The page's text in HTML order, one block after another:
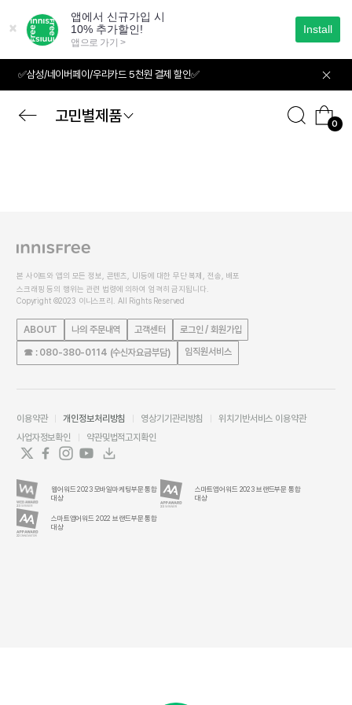
가
✅삼성/네이버페이/우리카드 5천원 결제 할인✅
고민별제품 0
본 사이트와 앱의 모든 정보, 콘텐츠, UI등에 대한 무단 복제, 전송, 배포
스크래핑 등의 행위는 관련 법령에 의하여 엄격히 금지됩니다.
Copyright ©2023 이니스프리. All Rights Reserved
ABOUT 나의 주문내역 고객센터 로그인 / 회원가입
☎ : 080-380-0114 (수신자요금부담) 임직원서비스
이용약관 개인정보처리방침 영상기기관리방침
위치기반서비스 이용약관
사업자정보확인
약관및법적고지확인
웹어워드 2023 모바일마케팅부문 통합
대상
스마트앱어워드 2023 브랜드부문 통합
대상
스마트앱어워드 2022 브랜드부문 통합
대상